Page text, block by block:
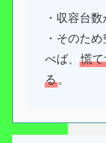
・収容台
・そのた
べば、
慌
る。